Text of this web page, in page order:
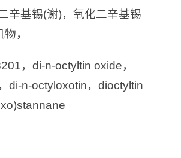
辛基锡(谢)，氧化二辛基锡
，
，di-n-octyltin oxide，
di-n-octyloxotin，dioctyltin